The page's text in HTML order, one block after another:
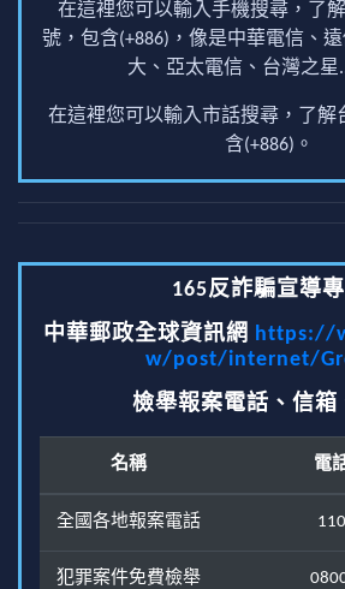
在這裡您可以輸入手機搜尋，了
號，包含(+886)，像是中華電信、
大、亞太電信、台灣之星
在這裡您可以輸入市話搜尋，了解
含(+886)。
165反詐騙宣導
中華郵政全球資訊網 https://
w/post/internet/
檢舉報案電話、信箱
名稱 電
全國各地報案電話
犯罪案件免費檢舉